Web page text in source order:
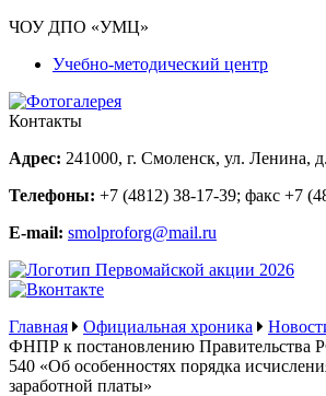
ЧОУ ДПО «УМЦ»
Учебно-методический центр
Контакты
Адрес: 241000, г. Смоленск, ул. Ленина,
Телефоны: +7 (4812) 38-17-39; факс +7
E-mail: smolproforg@mail.ru
Главная Официальная хроника
ФНПР к постановлению Правительства
540 «Об особенностях порядка
заработной платы»